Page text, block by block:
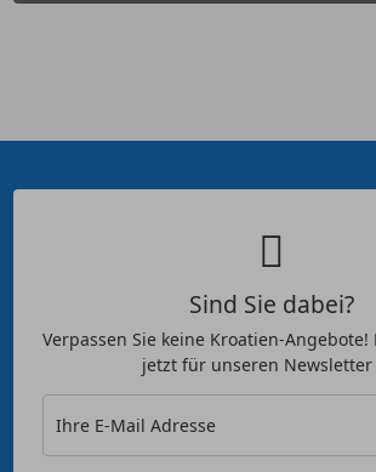
Sind Sie dabei?
Verpassen Sie keine Kroatien-Angebote!
jetzt für unseren Newsletter
Ihre E-Mail Adresse